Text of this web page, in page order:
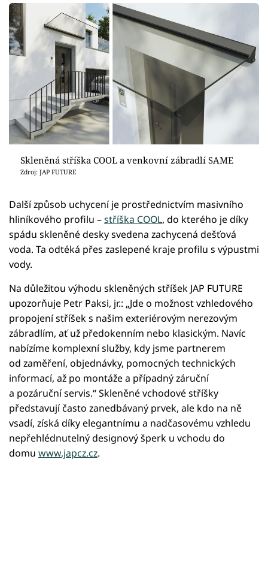
Skleněná stříška COOL a venkovní zábradlí SAME
Zdroj: JAP FUTURE
Další způsob uchycení je prostřednictvím masivního
hliníkového profilu –stříška COOL, do kterého je díky
spádu skleněné desky svedena zachycená dešťová
voda. Ta odtéká přes zaslepené kraje profilu s výpustmi
vody.
Na důležitou výhodu skleněných stříšek JAP FUTURE
upozorňuje Petr Paksi, jr.: „Jde o možnost vzhledového
propojení stříšek s našim exteriérovým nerezovým
zábradlím, ať už předokenním nebo klasickým. Navíc
nabízíme komplexní služby, kdy jsme partnerem
od zaměření, objednávky, pomocných technických
informací, až po montáže a případný záruční
a pozáruční servis.“ Skleněné vchodové stříšky
představují často zanedbávaný prvek, ale kdo na ně
vsadí, získá díky elegantnímu a nadčasovému vzhledu
nepřehlédnutelný designový šperk u vchodu do
domu www.japcz.cz.